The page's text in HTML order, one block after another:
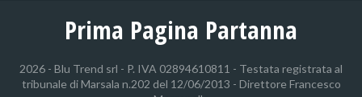
Prima Pagina Partanna
2026 - Blu Trend srl - P. IVA 02894610811 - Testata registrata al
tribunale di Marsala n.202 del 12/06/2013 - Direttore Francesco